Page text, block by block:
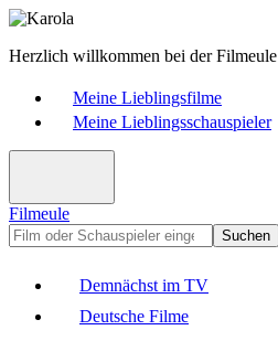
Herzlich willkommen bei der Filmeule
Meine Lieblingsfilme
Meine Lieblingsschauspieler
Filmeule
Suchen
Demnächst im TV
Deutsche Filme